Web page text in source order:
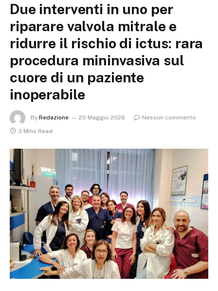
Due interventi in uno per
riparare valvola mitrale e
ridurre il rischio di ictus: rara
procedura mininvasiva sul
cuore di un paziente
inoperabile
By Redazione 20 Maggio 2026
Nessun commento
3 Mins Read